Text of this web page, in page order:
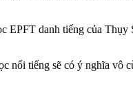
EPFT danh tiếng của
tiếng sẽ có ý nghĩa vô